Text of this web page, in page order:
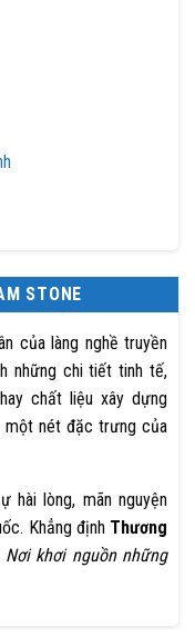
STONE
của làng nghề truyền
những chi tiết tinh tế,
chất liệu xây dựng
một nét đặc trưng của
hài lòng, mãn nguyện
Khẳng định Thương
Nơi khơi nguồn những